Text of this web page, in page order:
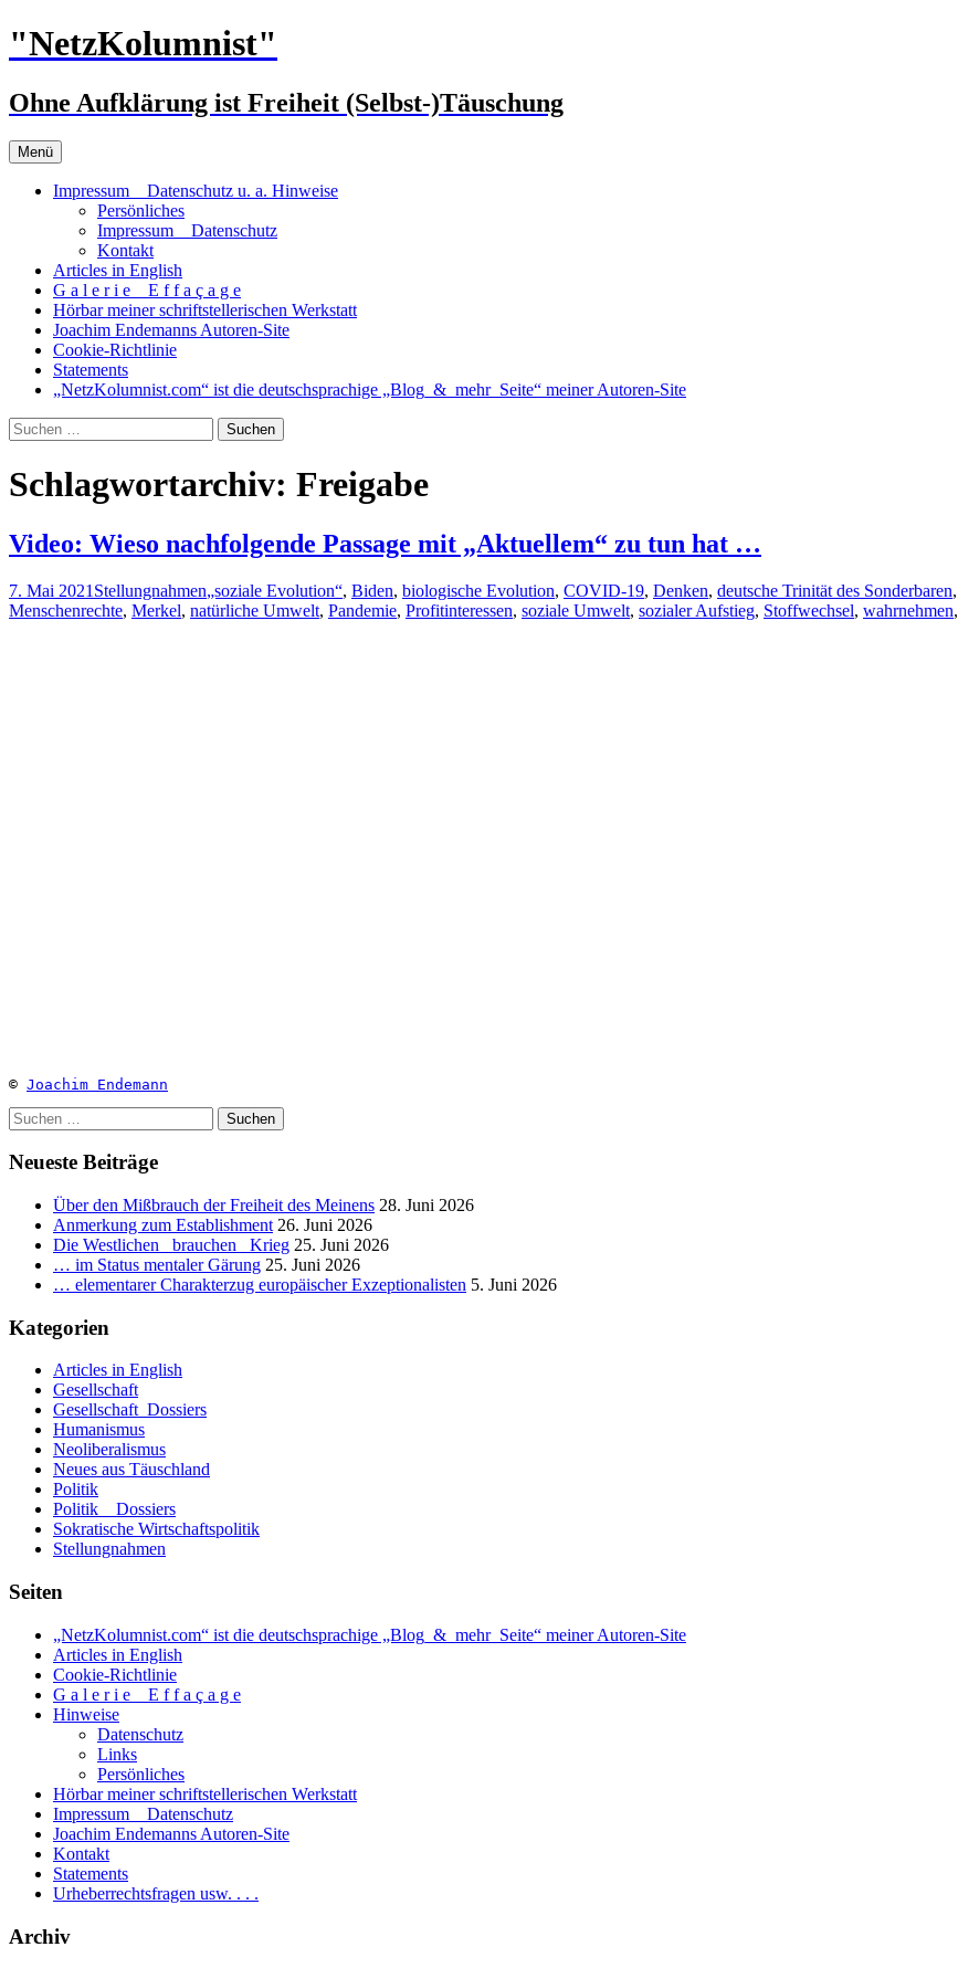
Zum
Inhalt
"NetzKolumnist"
Ohne Aufklärung ist Freiheit (Selbst-)Täuschung
Menü
Impressum _ Datenschutz u. a. Hinweise
Persönliches
Impressum _ Datenschutz
Kontakt
Articles in English
G a l e r i e _ E f f a ç a g e
Hörbar meiner schriftstellerischen Werkstatt
Joachim Endemanns Autoren-Site
Cookie-Richtlinie
Statements
„NetzKolumnist.com“ ist die deutschsprachige „Blog_&_mehr_Seite“ meiner Autoren-Site
Suchen
nach:
Schlagwortarchiv: Freigabe
Video: Wieso nachfolgende Passage mit „Aktuellem“ zu tun hat …
7. Mai 2021 Stellungnahmen„soziale Evolution“, Biden, biologische Evolution, COVID-19, Denken, deutsche Trinität des Sonderbaren,
Menschenrechte, Merkel, natürliche Umwelt, Pandemie, Profitinteressen, soziale Umwelt, sozialer Aufstieg, Stoffwechsel, wahrnehmen,
© Joachim Endemann
Suchen
nach:
Neueste Beiträge
Über den Mißbrauch der Freiheit des Meinens 28. Juni 2026
Anmerkung zum Establishment 26. Juni 2026
Die Westlichen _brauchen_ Krieg 25. Juni 2026
… im Status mentaler Gärung 25. Juni 2026
… elementarer Charakterzug europäischer Exzeptionalisten 5. Juni 2026
Kategorien
Articles in English
Gesellschaft
Gesellschaft_Dossiers
Humanismus
Neoliberalismus
Neues aus Täuschland
Politik
Politik _ Dossiers
Sokratische Wirtschaftspolitik
Stellungnahmen
Seiten
„NetzKolumnist.com“ ist die deutschsprachige „Blog_&_mehr_Seite“ meiner Autoren-Site
Articles in English
Cookie-Richtlinie
G a l e r i e _ E f f a ç a g e
Hinweise
Datenschutz
Links
Persönliches
Hörbar meiner schriftstellerischen Werkstatt
Impressum _ Datenschutz
Joachim Endemanns Autoren-Site
Kontakt
Statements
Urheberrechtsfragen usw. . . .
Archiv